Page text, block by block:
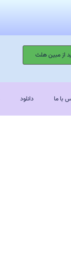
از مبین هلث
با ما دانلود